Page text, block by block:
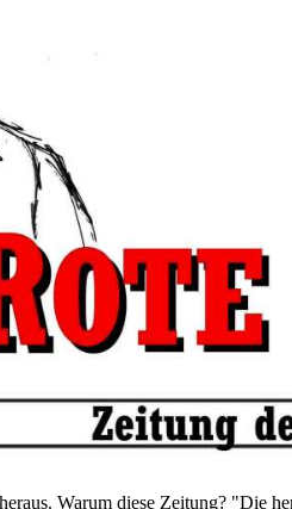
Warum diese Zeitung? "Die